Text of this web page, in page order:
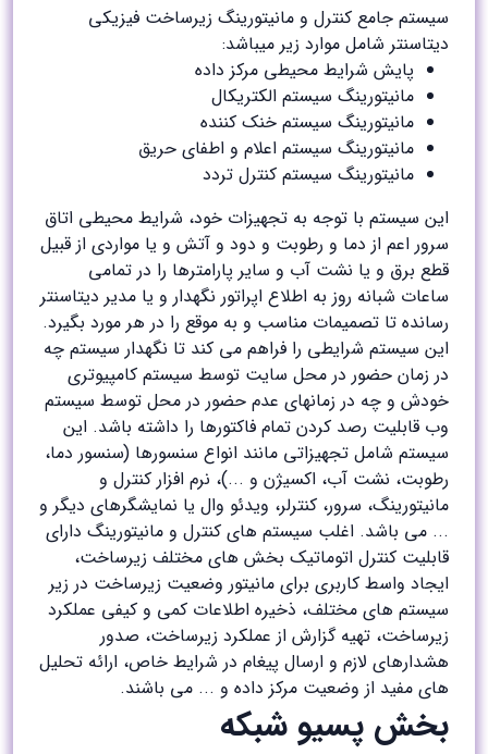
سیستم جامع کنترل و مانیتورینگ زیرساخت فیزیکی
دیتاسنتر شامل موارد زیر میباشد:
پایش شرایط محیطی مرکز داده
مانیتورینگ سیستم الکتریکال
مانیتورینگ سیستم خنک کننده
مانیتورینگ سیستم اعلام و اطفای حریق
مانیتورینگ سیستم کنترل تردد
این سیستم با توجه به تجهیزات خود، شرایط محیطی اتاق
سرور اعم از دما و رطوبت و دود و آتش و یا مواردی از قبیل
قطع برق و یا نشت آب و سایر پارامترها را در تمامی
ساعات شبانه روز به اطلاع اپراتور نگهدار و یا مدیر دیتاسنتر
رسانده تا تصمیمات مناسب و به موقع را در هر مورد بگیرد.
این سیستم شرایطی را فراهم می کند تا نگهدار سیستم چه
در زمان حضور در محل سایت توسط سیستم کامپیوتری
خودش و چه در زمانهای عدم حضور در محل توسط سیستم
وب قابلیت رصد کردن تمام فاکتورها را داشته باشد. این
سیستم شامل تجهیزاتی مانند انواع سنسورها (سنسور دما،
رطوبت، نشت آب، اکسیژن و ...)، نرم افزار کنترل و
مانیتورینگ، سرور، کنترلر، ویدئو وال یا نمایشگرهای دیگر و
... می باشد. اغلب سیستم های کنترل و مانیتورینگ دارای
قابلیت کنترل اتوماتیک بخش های مختلف زیرساخت،
ایجاد واسط کاربری برای مانیتور وضعیت زیرساخت در زیر
سیستم های مختلف، ذخیره اطلاعات کمی و کیفی عملکرد
زیرساخت، تهیه گزارش از عملکرد زیرساخت، صدور
هشدارهای لازم و ارسال پیغام در شرایط خاص، ارائه تحلیل
های مفید از وضعیت مرکز داده و ... می باشند.
بخش پسیو شبکه